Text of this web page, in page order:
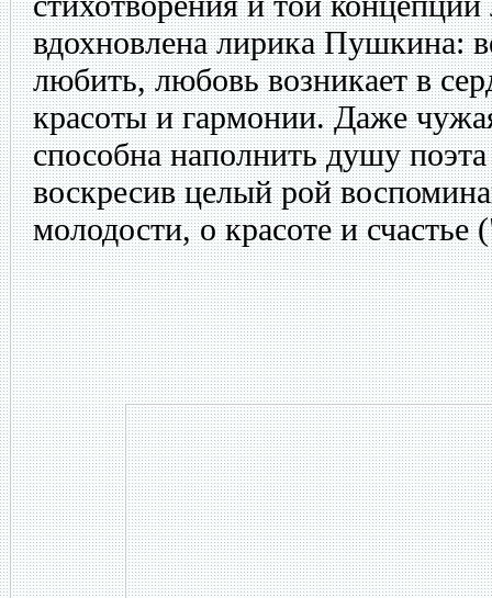
вдохновлена лирика Пушкина:
любить, любовь возникает в
красоты и гармонии. Даже
способна наполнить душу
воскресив целый рой
молодости, о красоте и